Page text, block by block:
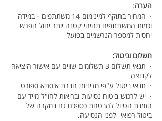
הערה:
· המחיר בתוקף למינימום 14 משתתפים - במידה
וכמות המשתתפים תהיהי קטנה יותר יחול הפרש
יחסית למספר הנרשמים בפועל
תשלום וביטול:
· תנאי תשלום 3 תשלומים שווים עם אישור היציאה
לקבוצה
· תנאי ביטול ע"פי מדיניות חברת איסתא ספורט
· יש לרכוש ביטוח נסיעות ובריאות לחו"ל מייד עם
הזמנת הטיול להבטחת כספכם גם במקרה של
ביטול רפואי לפני הנסיעה.